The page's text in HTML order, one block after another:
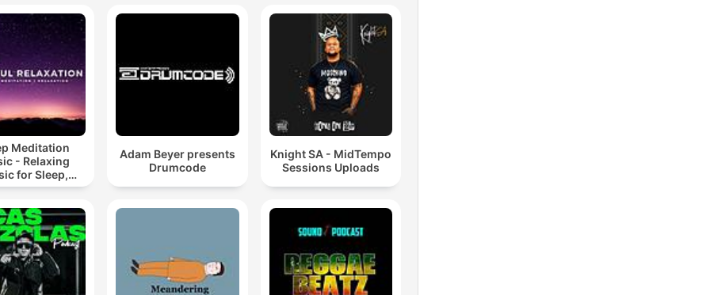
Meditation
- Relaxing
for Sleep,
&
Adam Beyer presents
Drumcode
Knight SA - MidTempo
Sessions Uploads